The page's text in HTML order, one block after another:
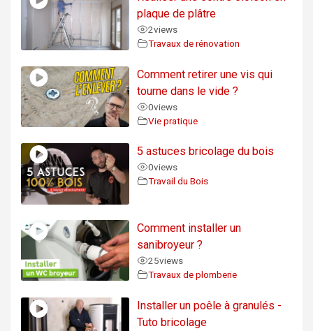
plaque de plâtre
2views
Travaux de rénovation
Comment retirer une vis qui
tourne dans le vide ?
0views
Vie pratique
5 astuces bricolage du bois
0views
Travail du Bois
Comment installer un
sanibroyeur ?
25views
Travaux de plomberie
Installer un poêle à granulés -
Tuto bricolage